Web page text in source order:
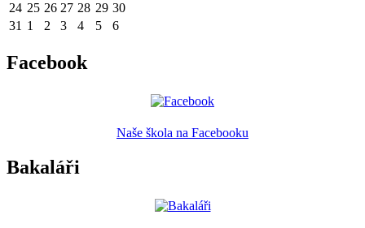
24 25 26 27 28 29 30
31 1 2 3 4 5 6
Facebook
Naše škola na Facebooku
Bakaláři